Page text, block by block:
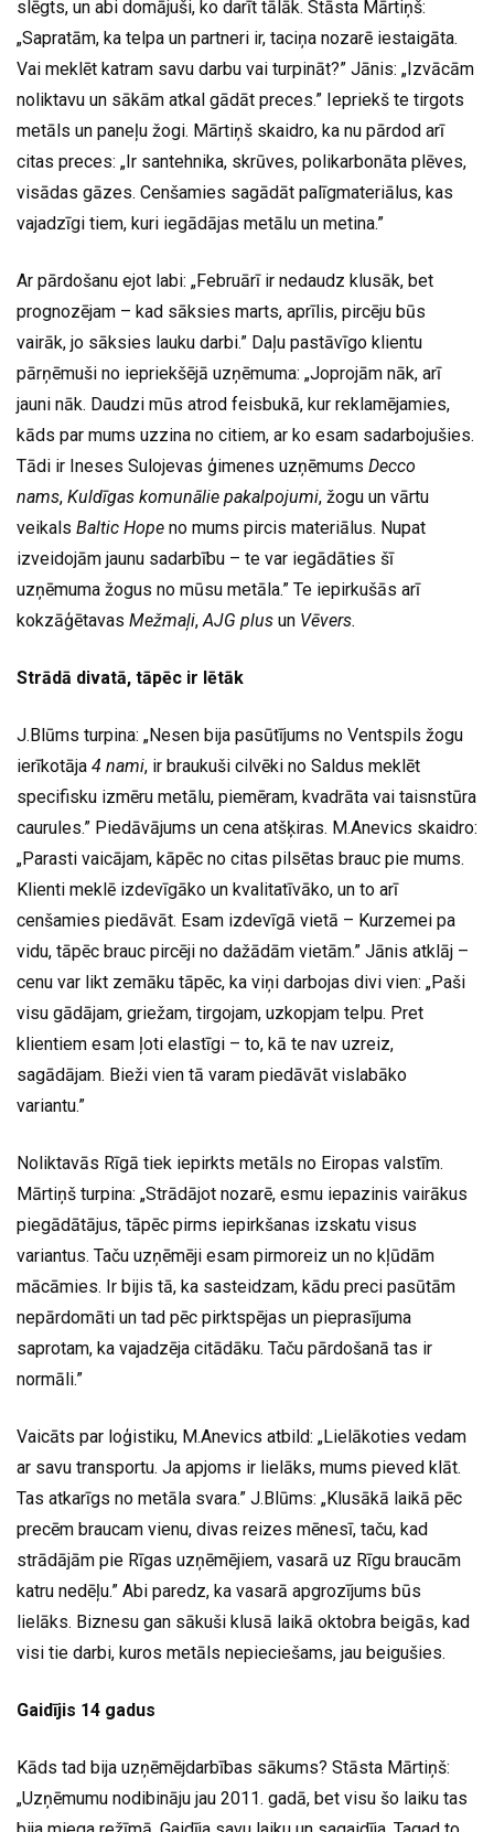
slēgts, un abi domājuši, ko darīt tālāk. Stāsta Mārtiņš:
„Sapratām, ka telpa un partneri ir, taciņa nozarē iestaigāta.
Vai meklēt katram savu darbu vai turpināt?” Jānis: „Izvācām
noliktavu un sākām atkal gādāt preces.” Iepriekš te tirgots
metāls un paneļu žogi. Mārtiņš skaidro, ka nu pārdod arī
citas preces: „Ir santehnika, skrūves, polikarbonāta plēves,
visādas gāzes. Cenšamies sagādāt palīgmateriālus, kas
vajadzīgi tiem, kuri iegādājas metālu un metina.”
Ar pārdošanu ejot labi: „Februārī ir nedaudz klusāk, bet
prognozējam – kad sāksies marts, aprīlis, pircēju būs
vairāk, jo sāksies lauku darbi.” Daļu pastāvīgo klientu
pārņēmuši no iepriekšējā uzņēmuma: „Joprojām nāk, arī
jauni nāk. Daudzi mūs atrod feisbukā, kur reklamējamies,
kāds par mums uzzina no citiem, ar ko esam sadarbojušies.
Tādi ir Ineses Sulojevas ģimenes uzņēmums Decco
nams, Kuldīgas komunālie pakalpojumi, žogu un vārtu
veikals Baltic Hope no mums pircis materiālus. Nupat
izveidojām jaunu sadarbību – te var iegādāties šī
uzņēmuma žogus no mūsu metāla.” Te iepirkušās arī
kokzāģētavas Mežmaļi, AJG plus un Vēvers.
Strādā divatā, tāpēc ir lētāk
J.Blūms turpina: „Nesen bija pasūtījums no Ventspils žogu
ierīkotāja 4 nami, ir braukuši cilvēki no Saldus meklēt
specifisku izmēru metālu, piemēram, kvadrāta vai taisnstūra
caurules.” Piedāvājums un cena atšķiras. M.Anevics skaidro:
„Parasti vaicājam, kāpēc no citas pilsētas brauc pie mums.
Klienti meklē izdevīgāko un kvalitatīvāko, un to arī
cenšamies piedāvāt. Esam izdevīgā vietā – Kurzemei pa
vidu, tāpēc brauc pircēji no dažādām vietām.” Jānis atklāj –
cenu var likt zemāku tāpēc, ka viņi darbojas divi vien: „Paši
visu gādājam, griežam, tirgojam, uzkopjam telpu. Pret
klientiem esam ļoti elastīgi – to, kā te nav uzreiz,
sagādājam. Bieži vien tā varam piedāvāt vislabāko
variantu.”
Noliktavās Rīgā tiek iepirkts metāls no Eiropas valstīm.
Mārtiņš turpina: „Strādājot nozarē, esmu iepazinis vairākus
piegādātājus, tāpēc pirms iepirkšanas izskatu visus
variantus. Taču uzņēmēji esam pirmoreiz un no kļūdām
mācāmies. Ir bijis tā, ka sasteidzam, kādu preci pasūtām
nepārdomāti un tad pēc pirktspējas un pieprasījuma
saprotam, ka vajadzēja citādāku. Taču pārdošanā tas ir
normāli.”
Vaicāts par loģistiku, M.Anevics atbild: „Lielākoties vedam
ar savu transportu. Ja apjoms ir lielāks, mums pieved klāt.
Tas atkarīgs no metāla svara.” J.Blūms: „Klusākā laikā pēc
precēm braucam vienu, divas reizes mēnesī, taču, kad
strādājām pie Rīgas uzņēmējiem, vasarā uz Rīgu braucām
katru nedēļu.” Abi paredz, ka vasarā apgrozījums būs
lielāks. Biznesu gan sākuši klusā laikā oktobra beigās, kad
visi tie darbi, kuros metāls nepieciešams, jau beigušies.
Gaidījis 14 gadus
Kāds tad bija uzņēmējdarbības sākums? Stāsta Mārtiņš:
„Uzņēmumu nodibināju jau 2011. gadā, bet visu šo laiku tas